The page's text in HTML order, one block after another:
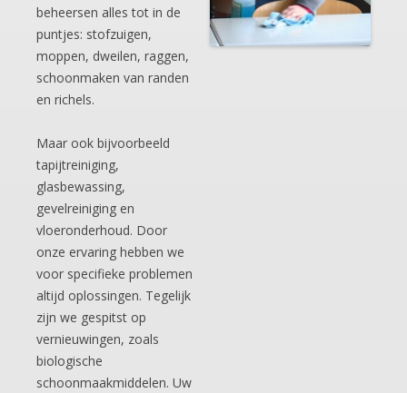
beheersen alles tot in de
puntjes: stofzuigen,
moppen, dweilen, raggen,
schoonmaken van randen
en richels.
Maar ook bijvoorbeeld
tapijtreiniging,
glasbewassing,
gevelreiniging en
vloeronderhoud. Door
onze ervaring hebben we
voor specifieke problemen
altijd oplossingen. Tegelijk
zijn we gespitst op
vernieuwingen, zoals
biologische
schoonmaakmiddelen. Uw